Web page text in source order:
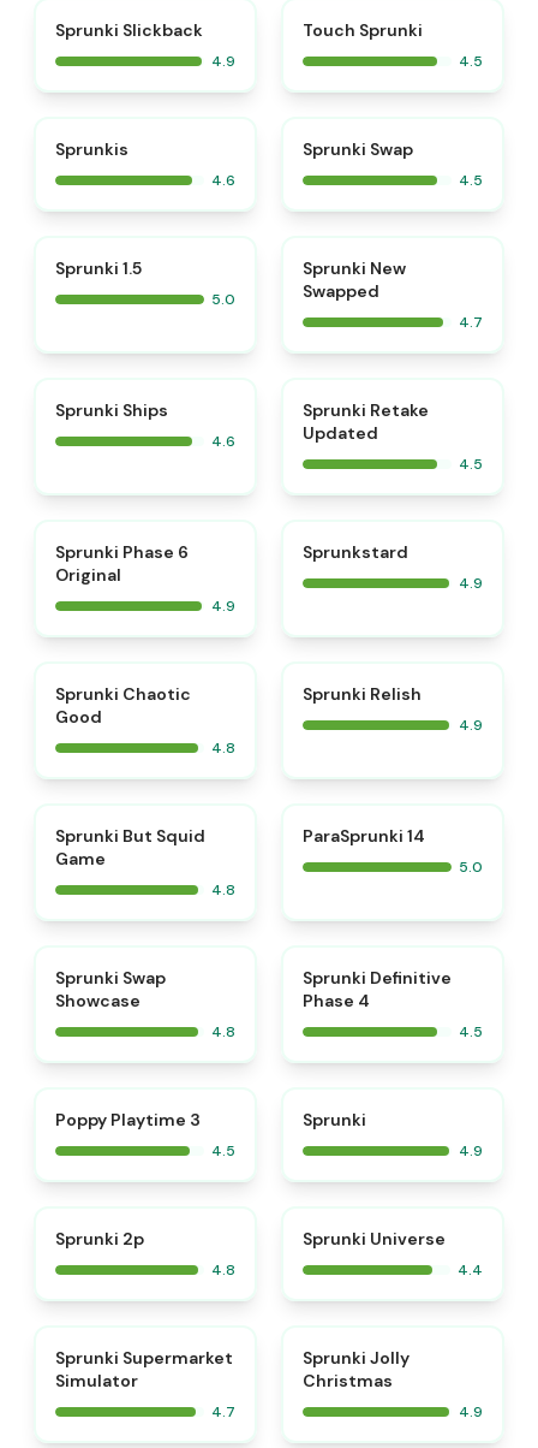
Sprunki Slickback
4.9
Touch Sprunki
4.5
Sprunkis
4.6
Sprunki Swap
4.5
Sprunki 1.5
5.0
Sprunki New
Swapped
4.7
Sprunki Ships
4.6
Sprunki Retake
Updated
4.5
Sprunki Phase 6
Original
4.9
Sprunkstard
4.9
Sprunki Chaotic
Good
4.8
Sprunki Relish
4.9
Sprunki But Squid
Game
4.8
ParaSprunki 14
5.0
Sprunki Swap
Showcase
4.8
Sprunki Definitive
Phase 4
4.5
Poppy Playtime 3
4.5
Sprunki
4.9
Sprunki 2p
4.8
Sprunki Universe
4.4
⭐
Sprunki Supermarket
Simulator
4.7
Sprunki Jolly
Christmas
4.9